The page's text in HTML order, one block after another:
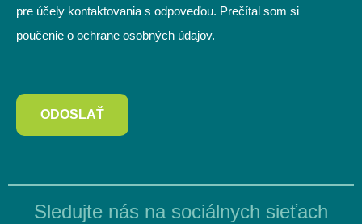
pre účely kontaktovania s odpoveďou. Prečítal som si
poučenie o ochrane osobných údajov.
ODOSLAŤ
Sledujte nás na sociálnych sieťach